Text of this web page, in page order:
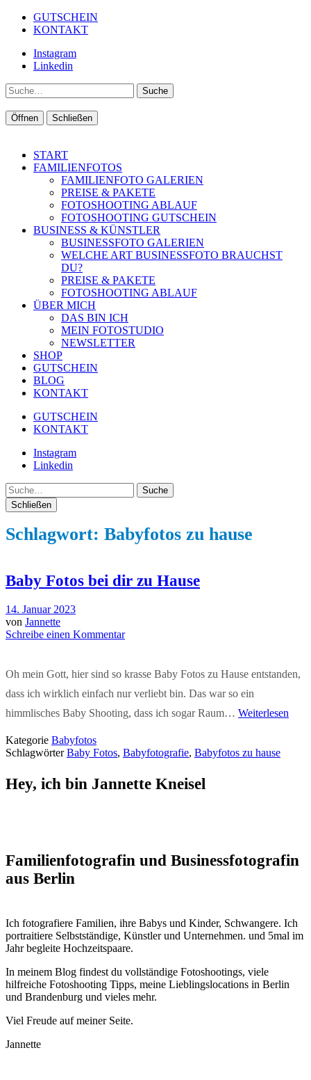
GUTSCHEIN
KONTAKT
Instagram
Linkedin
Suche
Öffnen Schließen
START
FAMILIENFOTOS
FAMILIENFOTO GALERIEN
PREISE & PAKETE
FOTOSHOOTING ABLAUF
FOTOSHOOTING GUTSCHEIN
BUSINESS & KÜNSTLER
BUSINESSFOTO GALERIEN
WELCHE ART BUSINESSFOTO BRAUCHST
DU?
PREISE & PAKETE
FOTOSHOOTING ABLAUF
ÜBER MICH
DAS BIN ICH
MEIN FOTOSTUDIO
NEWSLETTER
SHOP
GUTSCHEIN
BLOG
KONTAKT
GUTSCHEIN
KONTAKT
Instagram
Linkedin
Suche
Schließen
Schlagwort: Babyfotos zu hause
Baby Fotos bei dir zu Hause
14. Januar 2023
von Jannette
Schreibe einen Kommentar
Oh mein Gott, hier sind so krasse Baby Fotos zu Hause entstanden,
dass ich wirklich einfach nur verliebt bin. Das war so ein
himmlisches Baby Shooting, dass ich sogar Raum… Weiterlesen
Kategorie Babyfotos
SchlagwörterBaby Fotos, Babyfotografie, Babyfotos zu hause
Hey, ich bin Jannette Kneisel
Familienfotografin und Businessfotografin
aus Berlin
Ich fotografiere Familien, ihre Babys und Kinder, Schwangere. Ich
portraitiere Selbstständige, Künstler und Unternehmen. und 5mal im
Jahr begleite Hochzeitspaare.
In meinem Blog findest du vollständige Fotoshootings, viele
hilfreiche Fotoshooting Tipps, meine Lieblingslocations in Berlin
und Brandenburg und vieles mehr.
Viel Freude auf meiner Seite.
Jannette